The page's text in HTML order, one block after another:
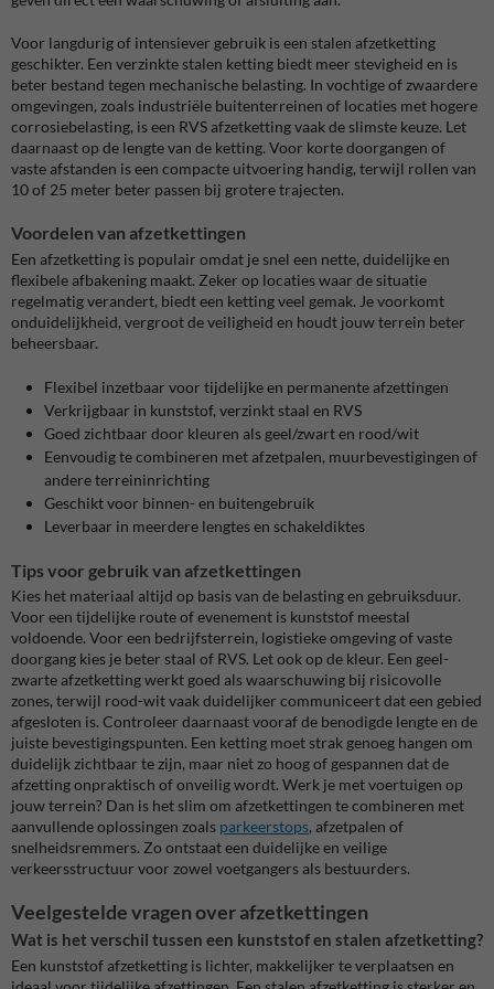
Voor langdurig of intensiever gebruik is een stalen afzetketting
geschikter. Een verzinkte stalen ketting biedt meer stevigheid en is
beter bestand tegen mechanische belasting. In vochtige of zwaardere
omgevingen, zoals industriële buitenterreinen of locaties met hogere
corrosiebelasting, is een RVS afzetketting vaak de slimste keuze. Let
daarnaast op de lengte van de ketting. Voor korte doorgangen of
vaste afstanden is een compacte uitvoering handig, terwijl rollen van
10 of 25 meter beter passen bij grotere trajecten.
Voordelen van afzetkettingen
Een afzetketting is populair omdat je snel een nette, duidelijke en
flexibele afbakening maakt. Zeker op locaties waar de situatie
regelmatig verandert, biedt een ketting veel gemak. Je voorkomt
onduidelijkheid, vergroot de veiligheid en houdt jouw terrein beter
beheersbaar.
Flexibel inzetbaar voor tijdelijke en permanente afzettingen
Verkrijgbaar in kunststof, verzinkt staal en RVS
Goed zichtbaar door kleuren als geel/zwart en rood/wit
Eenvoudig te combineren met afzetpalen, muurbevestigingen of
andere terreininrichting
Geschikt voor binnen- en buitengebruik
Leverbaar in meerdere lengtes en schakeldiktes
Tips voor gebruik van afzetkettingen
Kies het materiaal altijd op basis van de belasting en gebruiksduur.
Voor een tijdelijke route of evenement is kunststof meestal
voldoende. Voor een bedrijfsterrein, logistieke omgeving of vaste
doorgang kies je beter staal of RVS. Let ook op de kleur. Een geel-
zwarte afzetketting werkt goed als waarschuwing bij risicovolle
zones, terwijl rood-wit vaak duidelijker communiceert dat een gebied
afgesloten is. Controleer daarnaast vooraf de benodigde lengte en de
juiste bevestigingspunten. Een ketting moet strak genoeg hangen om
duidelijk zichtbaar te zijn, maar niet zo hoog of gespannen dat de
afzetting onpraktisch of onveilig wordt. Werk je met voertuigen op
jouw terrein? Dan is het slim om afzetkettingen te combineren met
aanvullende oplossingen zoals parkeerstops, afzetpalen of
snelheidsremmers. Zo ontstaat een duidelijke en veilige
verkeersstructuur voor zowel voetgangers als bestuurders.
Veelgestelde vragen over afzetkettingen
Wat is het verschil tussen een kunststof en stalen afzetketting?
Een kunststof afzetketting is lichter, makkelijker te verplaatsen en